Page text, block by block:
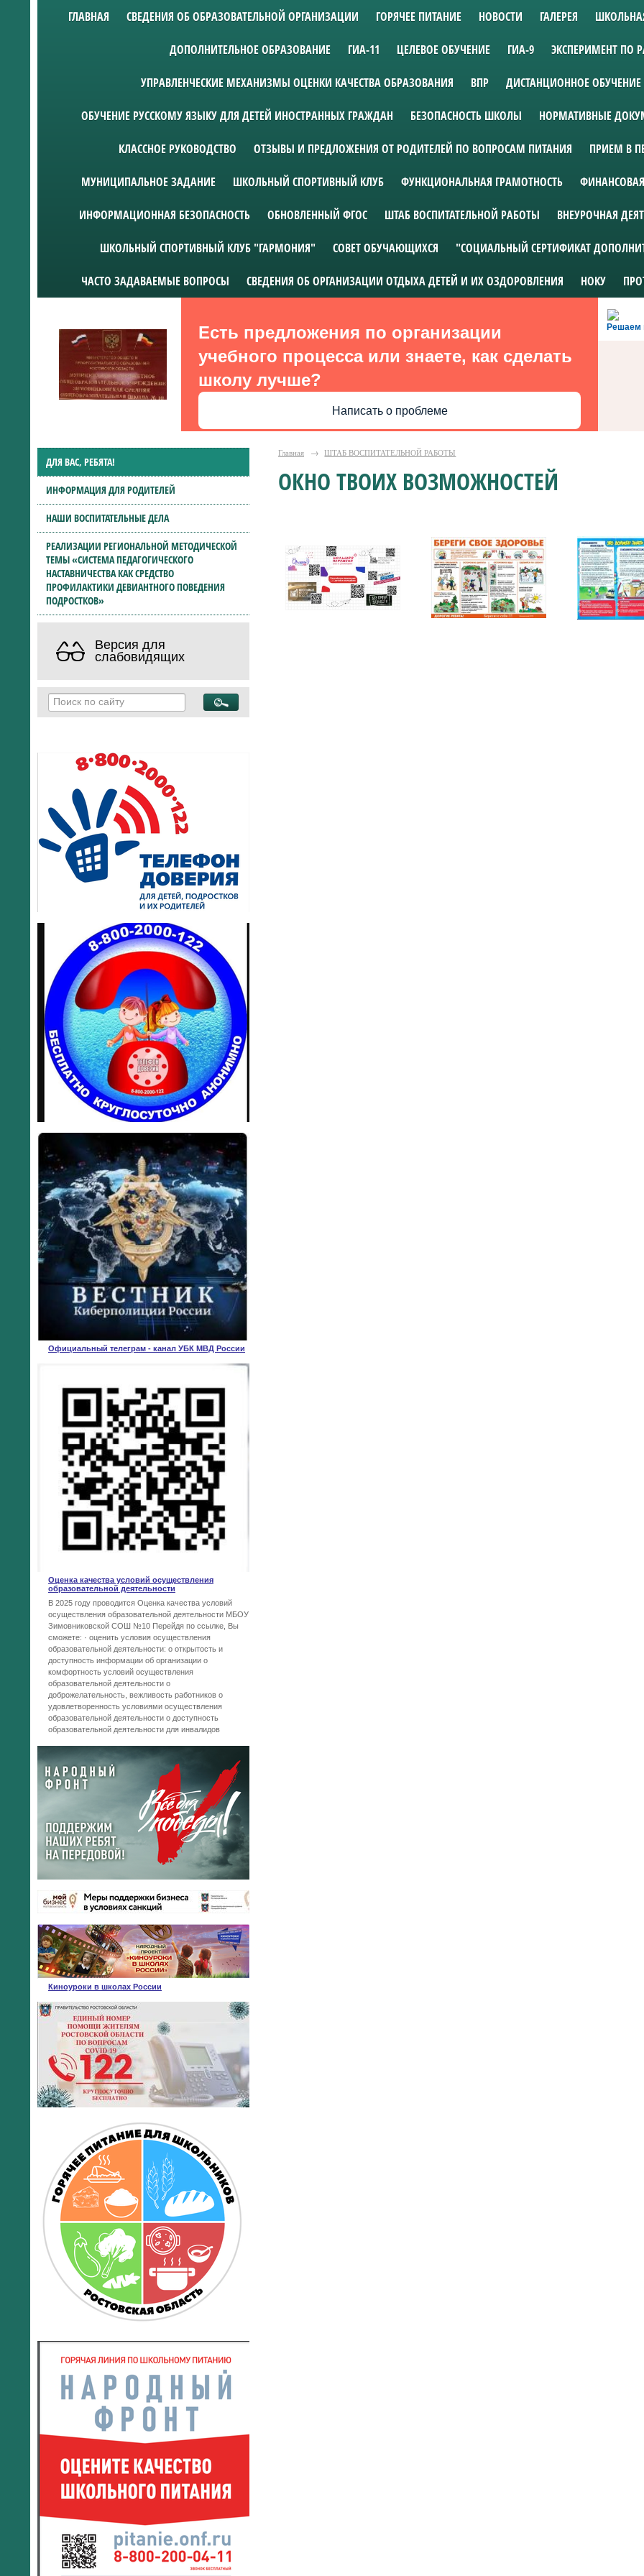
ГЛАВНАЯ СВЕДЕНИЯ ОБ ОБРАЗОВАТЕЛЬНОЙ ОРГАНИЗАЦИИ ГОРЯЧЕЕ ПИТАНИЕ НОВОСТИ ГАЛЕРЕЯ
ДОПОЛНИТЕЛЬНОЕ ОБРАЗОВАНИЕ ГИА-11 ЦЕЛЕВОЕ ОБУЧЕНИЕ ГИА-9 ЭКСПЕРИМЕНТ ПО
УПРАВЛЕНЧЕСКИЕ МЕХАНИЗМЫ ОЦЕНКИ КАЧЕСТВА ОБРАЗОВАНИЯ ВПР ДИСТАНЦИОННОЕ ОБУЧЕНИЕ
ОБУЧЕНИЕ РУССКОМУ ЯЗЫКУ ДЛЯ ДЕТЕЙ ИНОСТРАННЫХ ГРАЖДАН БЕЗОПАСНОСТЬ ШКОЛЫ НОРМАТИВНЫЕ
КЛАССНОЕ РУКОВОДСТВО ОТЗЫВЫ И ПРЕДЛОЖЕНИЯ ОТ РОДИТЕЛЕЙ ПО ВОПРОСАМ ПИТАНИЯ ПРИЕМ В
МУНИЦИПАЛЬНОЕ ЗАДАНИЕ ШКОЛЬНЫЙ СПОРТИВНЫЙ КЛУБ ФУНКЦИОНАЛЬНАЯ ГРАМОТНОСТЬ
ИНФОРМАЦИОННАЯ БЕЗОПАСНОСТЬ ОБНОВЛЕННЫЙ ФГОС ШТАБ ВОСПИТАТЕЛЬНОЙ РАБОТЫ ВНЕУРОЧНАЯ
ШКОЛЬНЫЙ СПОРТИВНЫЙ КЛУБ "ГАРМОНИЯ" СОВЕТ ОБУЧАЮЩИХСЯ "СОЦИАЛЬНЫЙ СЕРТИФИКАТ
ЧАСТО ЗАДАВАЕМЫЕ ВОПРОСЫ СВЕДЕНИЯ ОБ ОРГАНИЗАЦИИ ОТДЫХА ДЕТЕЙ И ИХ ОЗДОРОВЛЕНИЯ НОКУ
Решаем
Есть предложения по организации
учебного процесса или знаете, как сделать
школу лучше?
Написать о проблеме
ДЛЯ ВАС, РЕБЯТА!
ИНФОРМАЦИЯ ДЛЯ РОДИТЕЛЕЙ
НАШИ ВОСПИТАТЕЛЬНЫЕ ДЕЛА
РЕАЛИЗАЦИИ РЕГИОНАЛЬНОЙ МЕТОДИЧЕСКОЙ
ТЕМЫ «СИСТЕМА ПЕДАГОГИЧЕСКОГО
НАСТАВНИЧЕСТВА КАК СРЕДСТВО
ПРОФИЛАКТИКИ ДЕВИАНТНОГО ПОВЕДЕНИЯ
ПОДРОСТКОВ»
Версия для
слабовидящих
Официальный телеграм - канал УБК МВД России
Оценка качества условий осуществления
образовательной деятельности
В 2025 году проводится Оценка качества условий
осуществления образовательной деятельности МБОУ
Зимовниковской СОШ №10 Перейдя по ссылке, Вы
сможете: · оценить условия осуществления
образовательной деятельности: o открытость и
доступность информации об организации o
комфортность условий осуществления
образовательной деятельности o
доброжелательность, вежливость работников o
удовлетворенность условиями осуществления
образовательной деятельности o доступность
образовательной деятельности для инвалидов
Киноуроки в школах России
Главная → ШТАБ ВОСПИТАТЕЛЬНОЙ РАБОТЫ
ОКНО ТВОИХ ВОЗМОЖНОСТЕЙ